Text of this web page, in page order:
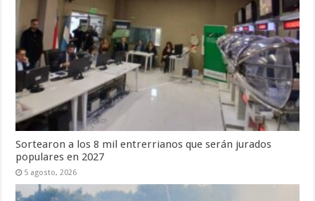
Sortearon a los 8 mil entrerrianos que serán jurados
populares en 2027
5 agosto, 2026